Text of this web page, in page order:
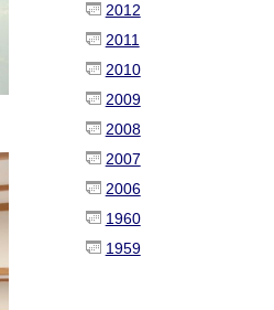
2012
2011
2010
2009
2008
2007
2006
1960
1959